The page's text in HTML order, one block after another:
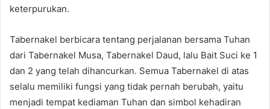
keterpurukan.
Tabernakel berbicara tentang perjalanan bersama Tuhan
dari Tabernakel Musa, Tabernakel Daud, lalu Bait Suci ke 1
dan 2 yang telah dihancurkan. Semua Tabernakel di atas
selalu memiliki fungsi yang tidak pernah berubah, yaitu
menjadi tempat kediaman Tuhan dan simbol kehadiran